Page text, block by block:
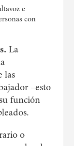
e
con
La
las
–esto
función
o